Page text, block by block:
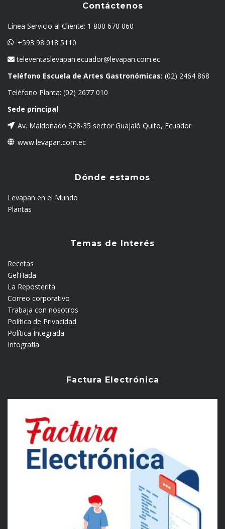
Contáctenos
Línea Servicio al Cliente: 1 800 670 060
+593 98 018 5110
televentaslevapan.ecuador@levapan.com.ec
Teléfono Escuela de Artes Gastronómicas: (02) 2464 868
Teléfono Planta: (02) 2677 010
Sede principal
Av. Maldonado S28-35 sector Guajaló Quito, Ecuador
www.levapan.com.ec
Dónde estamos
Levapan en el Mundo
Plantas
Temas de Interés
Recetas
Gel’Hada
La Reposterita
Correo corporativo
Trabaja con nosotros
Política de Privacidad
Política Integrada
Infografía
Factura Electrónica